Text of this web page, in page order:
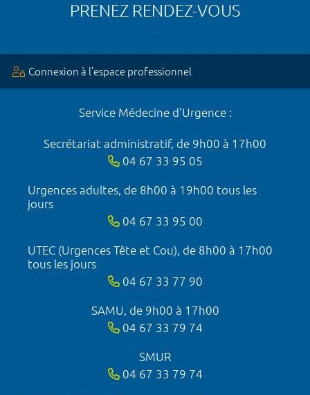
PRENEZ RENDEZ-VOUS
Connexion à l’espace professionnel
Service Médecine d'Urgence :
Secrétariat administratif, de 9h00 à 17h00
04 67 33 95 05
Urgences adultes, de 8h00 à 19h00 tous les
jours
04 67 33 95 00
UTEC (Urgences Tête et Cou), de 8h00 à 17h00
tous les jours
04 67 33 77 90
SAMU, de 9h00 à 17h00
04 67 33 79 74
SMUR
04 67 33 79 74